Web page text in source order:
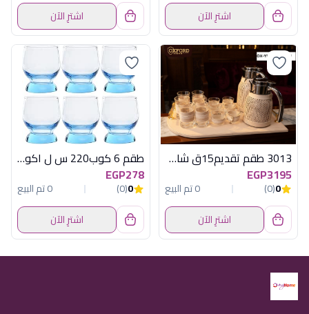
اشترِ الآن
اشترِ الآن
3013 طقم تقديم15ق شاى وقهوة بيج اكسفورد
EGP3195
0
(0)
0 تم البيع
اشترِ الآن
طقم 6 كوب220 س ل اكواتيك تركواز باسابتشة
EGP278
0
(0)
0 تم البيع
اشترِ الآن